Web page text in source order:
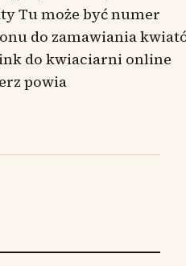
Tu może być numer
do zamawiania
do kwiaciarni online
powia